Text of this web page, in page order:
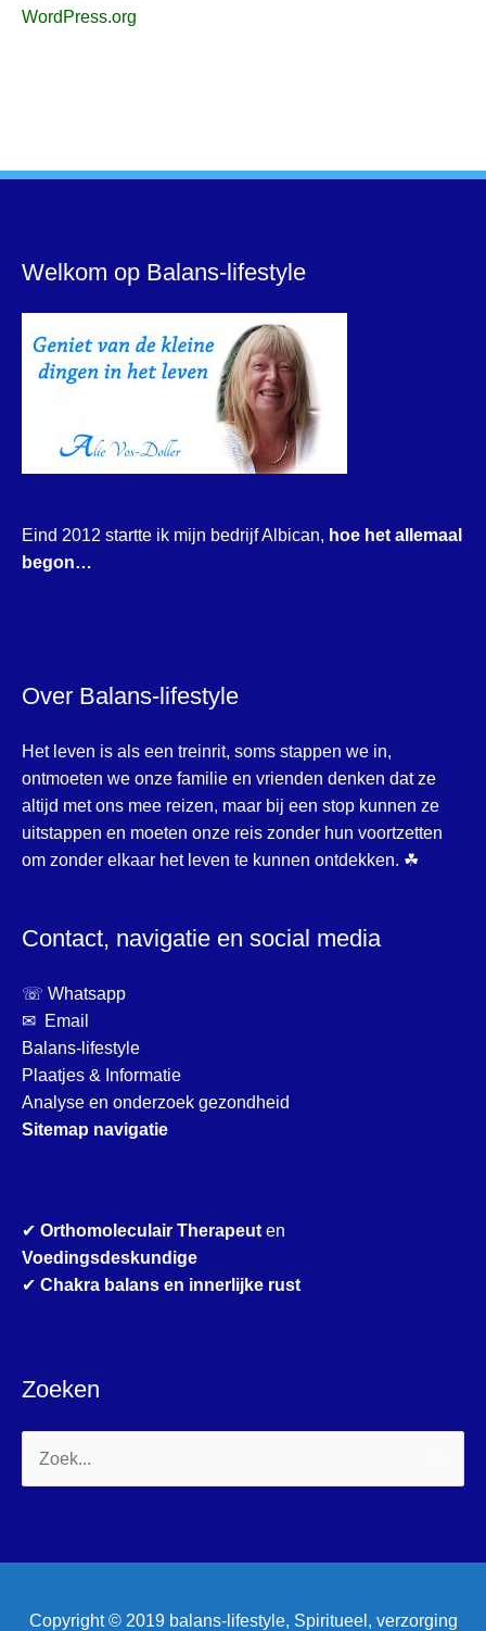
WordPress.org
Welkom op Balans-lifestyle
Eind 2012 startte ik mijn bedrijf Albican, hoe het allemaal
begon…
Over Balans-lifestyle
Het leven is als een treinrit, soms stappen we in,
ontmoeten we onze familie en vrienden denken dat ze
altijd met ons mee reizen, maar bij een stop kunnen ze
uitstappen en moeten onze reis zonder hun voortzetten
om zonder elkaar het leven te kunnen ontdekken. ☘
Contact, navigatie en social media
☏ Whatsapp
✉ Email
Balans-lifestyle
Plaatjes & Informatie
Analyse en onderzoek gezondheid
Sitemap navigatie
✔ Orthomoleculair Therapeut en
Voedingsdeskundige
✔ Chakra balans en innerlijke rust
Zoeken
Zoek
naar:
Copyright © 2019 balans-lifestyle, Spiritueel, verzorging